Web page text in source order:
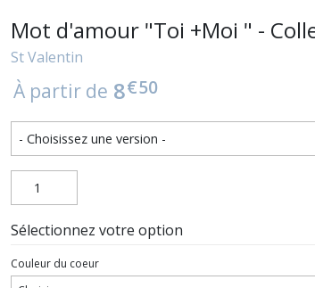
Mot d'amour "Toi +Moi " -
St Valentin
À partir de 8€50
Sélectionnez votre option
Couleur du coeur